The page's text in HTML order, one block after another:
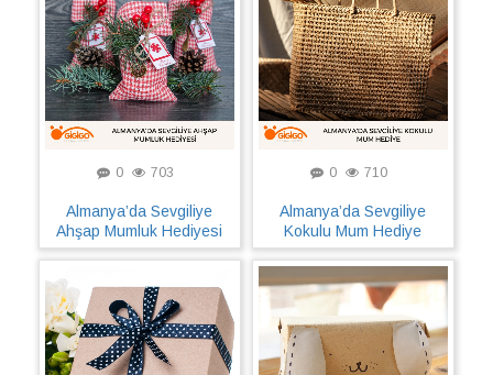
0 703
Almanya’da Sevgiliye
Ahşap Mumluk Hediyesi
0 710
Almanya’da Sevgiliye
Kokulu Mum Hediye